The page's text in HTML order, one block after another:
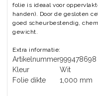
folie is ideaal voor
handen). Door de gesloten
goed scheurbestendig,
gewicht.
Extra informatie:
Artikelnummer999478698
Kleur
Wit
Folie dikte
1,000 mm